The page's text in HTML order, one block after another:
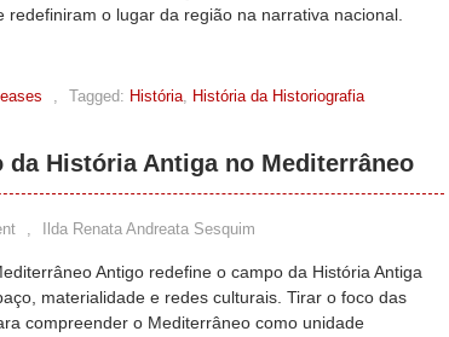
redefiniram o lugar da região na narrativa nacional.
, Tagged: História, História da Historiografia
da História Antiga no Mediterrâneo
, Ilda Renata Andreata Sesquim
Antigo redefine o campo da História Antiga
materialidade e redes culturais. Tirar o foco das
compreender o Mediterrâneo como unidade